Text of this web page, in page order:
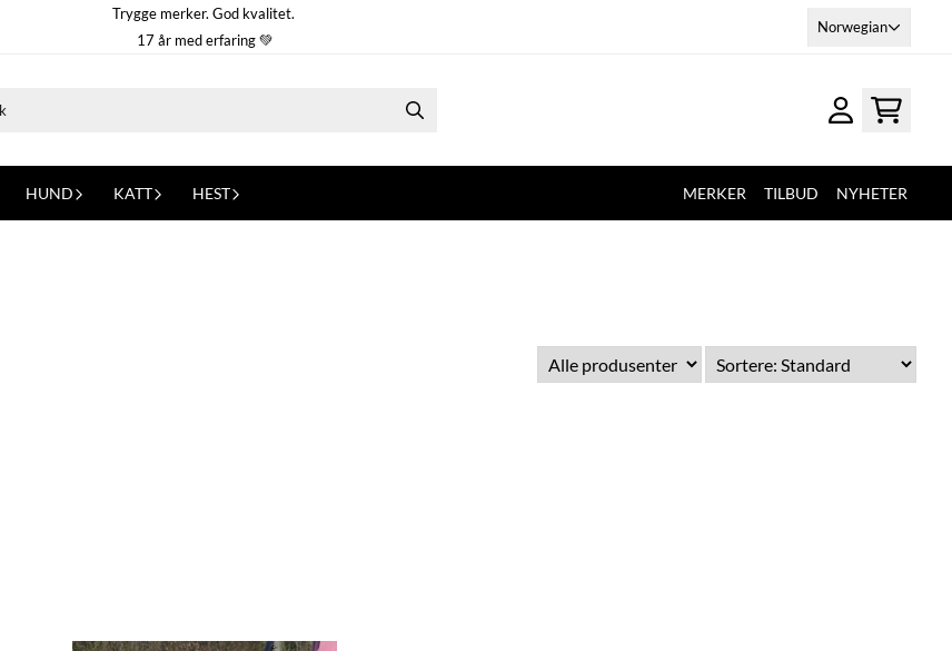
Trygge merker. God kvalitet.
17 år med erfaring 💚
Norwegian
HUND KATT HEST MERKER TILBUD NYHETER